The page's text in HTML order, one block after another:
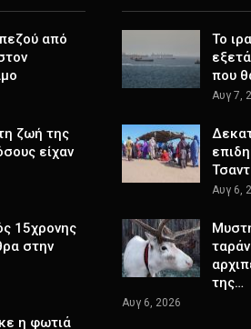
από
ζωή της
είχαν
15χρονης
στην
η φωτιά
Το
που
Αυγ 7,
Τσαντ
Αυγ 6,
της…
Αυγ 6, 2026